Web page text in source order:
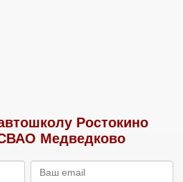
Ростокино
Медведково